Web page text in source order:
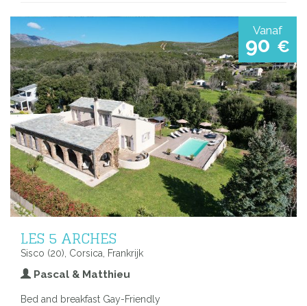
Vanaf
90 €
LES 5 ARCHES
Sisco (20), Corsica, Frankrijk
Pascal & Matthieu
Bed and breakfast Gay-Friendly